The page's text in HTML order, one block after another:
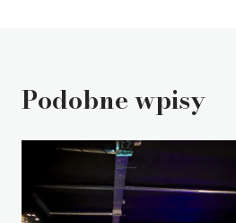
Podobne wpisy